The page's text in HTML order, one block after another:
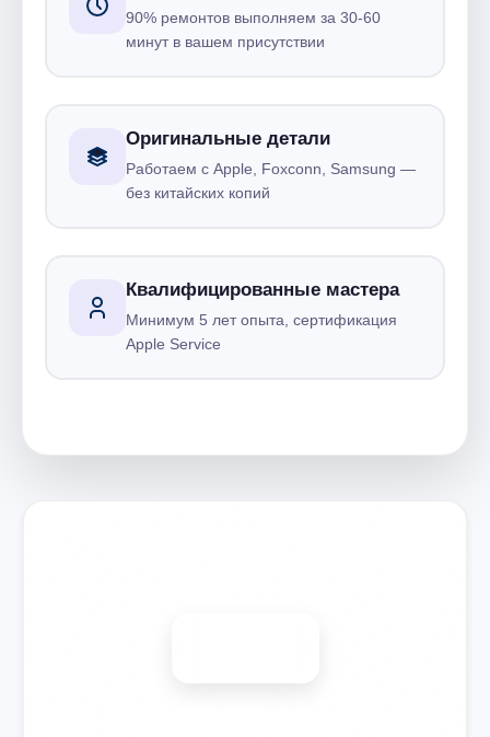
90% ремонтов выполняем за 30-60
минут в вашем присутствии
Оригинальные детали
Работаем с Apple, Foxconn, Samsung —
без китайских копий
Квалифицированные мастера
Минимум 5 лет опыта, сертификация
Apple Service